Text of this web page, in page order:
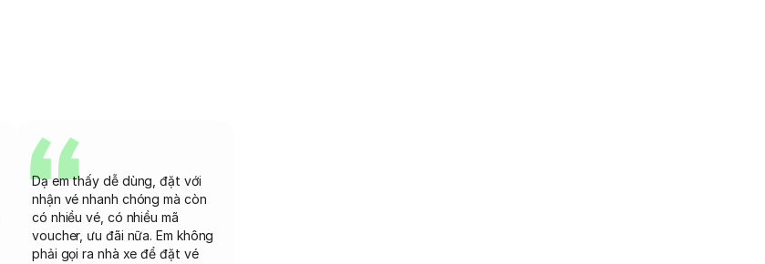
Dạ em thấy dễ dùng, đặt với
nhận vé nhanh chóng mà còn
có nhiều vé, có nhiều mã
voucher, ưu đãi nữa. Em không
phải gọi ra nhà xe để đặt vé